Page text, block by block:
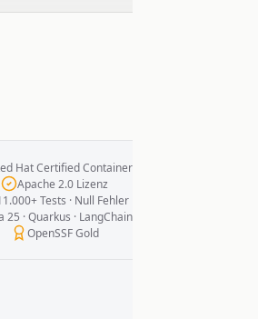
Hat Certified Container
Apache 2.0 Lizenz
Tests · Null Fehler
25 · Quarkus · LangChain4j
OpenSSF Gold